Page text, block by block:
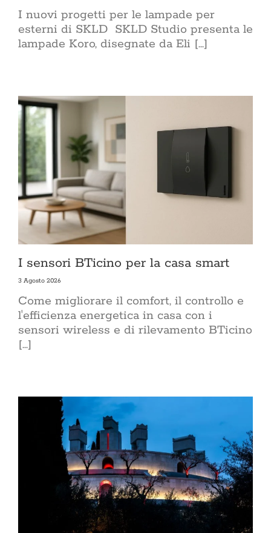
I nuovi progetti per le lampade per
esterni di SKLD SKLD Studio presenta le
lampade Koro, disegnate da Eli [...]
I sensori BTicino per la casa smart
3 Agosto 2026
Come migliorare il comfort, il controllo e
l'efficienza energetica in casa con i
sensori wireless e di rilevamento BTicino
[...]